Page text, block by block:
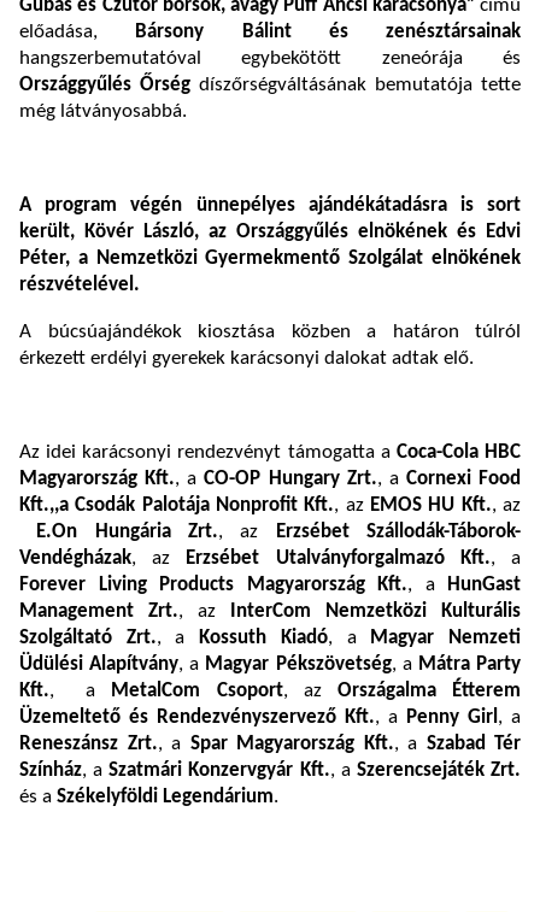
Gubás és Czutor borsók, avagy Puff Ancsi karácsonya” című
előadása,
Bársony Bálint és zenésztársainak
hangszerbemutatóval egybekötött zeneórája és
Országgyűlés Őrség díszőrségváltásának bemutatója tette
még látványosabbá.
A program végén ünnepélyes ajándékátadásra is sort
került, Kövér László, az Országgyűlés elnökének és Edvi
Péter, a Nemzetközi Gyermekmentő Szolgálat elnökének
részvételével.
A búcsúajándékok kiosztása közben a határon túlról
érkezett erdélyi gyerekek karácsonyi dalokat adtak elő.
Az idei karácsonyi rendezvényt támogatta a Coca-Cola HBC
Magyarország Kft., aCO-OP Hungary Zrt., a Cornexi Food
Kft.,,a Csodák Palotája Nonprofit Kft., azEMOS HU Kft., az
E.On Hungária Zrt., az
Erzsébet Szállodák-Táborok-
Vendégházak, az Erzsébet Utalványforgalmazó Kft., a
Forever Living Products Magyarország Kft., a
HunGast
Management Zrt., az
InterCom Nemzetközi Kulturális
Szolgáltató Zrt., a Kossuth Kiadó, a
Magyar Nemzeti
Üdülési Alapítvány, a Magyar Pékszövetség, a Mátra Party
Kft., a MetalCom Csoport, az Országalma Étterem
Üzemeltető és Rendezvényszervező Kft., a Penny Girl , a
Reneszánsz Zrt., a Spar Magyarország Kft., a Szabad Tér
Színház, aSzatmári Konzervgyár Kft., a Szerencsejáték Zrt.
és a Székelyföldi Legendárium.